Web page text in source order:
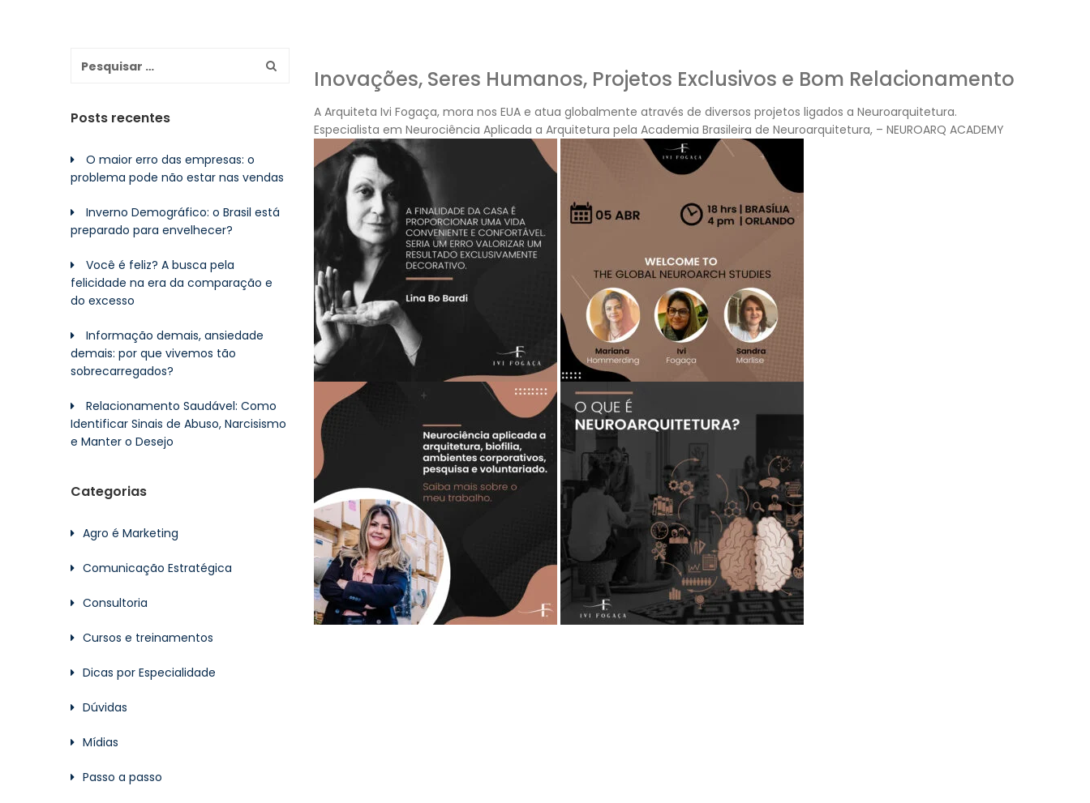
Inovações, Seres Humanos, Projetos Exclusivos e Bom Relacionamento
A Arquiteta Ivi Fogaça, mora nos EUA e atua globalmente através de diversos projetos ligados a Neuroarquitetura.
Especialista em Neurociência Aplicada a Arquitetura pela Academia Brasileira de Neuroarquitetura, – NEUROARQ ACADEMY
Posts recentes
O maior erro das empresas: o
problema pode não estar nas vendas
Inverno Demográfico: o Brasil está
preparado para envelhecer?
Você é feliz? A busca pela
felicidade na era da comparação e
do excesso
Informação demais, ansiedade
demais: por que vivemos tão
sobrecarregados?
Relacionamento Saudável: Como
Identificar Sinais de Abuso, Narcisismo
e Manter o Desejo
Categorias
Agro é Marketing
Comunicação Estratégica
Consultoria
Cursos e treinamentos
Dicas por Especialidade
Dúvidas
Mídias
Passo a passo